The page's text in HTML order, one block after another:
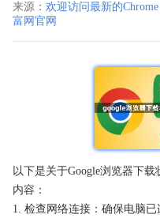
来源： 欢迎访问最新的
富网官网
以下是关于Google浏览器下
内容：
1. 检查网络连接：确保电脑